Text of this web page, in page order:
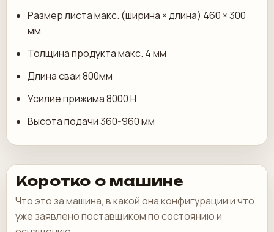
Размер листа макс. (ширина × длина) 460 × 300
мм
Толщина продукта макс. 4 мм
Длина сваи 800мм
Усилие прижима 8000 Н
Высота подачи 360-960 мм
Коротко о машине
Что это за машина, в какой она конфигурации и что
уже заявлено поставщиком по состоянию и